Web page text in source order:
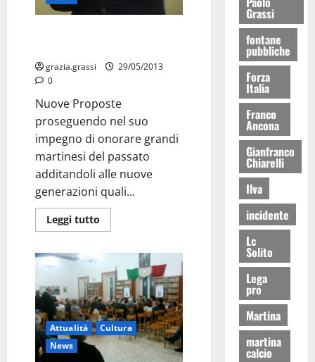
grazia.grassi
29/05/2013
0
Nuove Proposte
proseguendo nel suo
impegno di onorare grandi
martinesi del passato
additandoli alle nuove
generazioni quali...
Leggi tutto
Attualità
Cultura
News
Grassi
fontane
pubbliche
Forza
Italia
Franco
Ancona
Gianfranco
Chiarelli
Ilva
incidente
Lc
Solito
Lega
pro
Martina
martina
calcio